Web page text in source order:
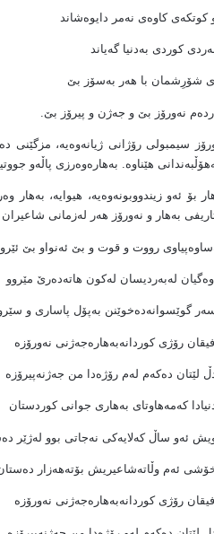
كوتكه‌ى كاوه‌ى نه‌مر دایوه‌شاند
كوردى به‌دنیا گه‌یاند
شۆرِشمان با هه‌ر به‌سۆز بێ
نه‌ورۆز بێ و جه‌ژن و پیرۆز بێ.
سیمبولى رۆژانى ژیانه‌وه‌یه‌،
هێناوه‌. به‌هاره‌وه‌رزى پاڵه‌و
بۆ ئه‌و زیندووبونه‌وه‌یه‌، هیوایه‌،
به‌هار و نه‌ورۆز هه‌ر له‌زمانى
رووت و قوت و بێ ئه‌نواو بێ
له‌به‌ردیسان له‌كون هاته‌ده‌رێ مێروو
گوێسوانه‌ده‌خوێنن به‌پۆل پاسارى و
رۆژى كوردانه‌به‌هاره‌جه‌ژنى نه‌ورۆزه‌
لێتان ده‌كه‌م له‌م رۆژه‌دا من جه‌ژنه‌پیرۆزه‌
كه‌مه‌هاوتاى به‌هارى جوانى كوردستان
ئه‌و ساڵ كه‌لایه‌كى نه‌جاتى بوو له‌ژێر
ئه‌م وڵاته‌شاعیریش بۆته‌هه‌زار
رۆژى كوردانه‌به‌هاره‌جه‌ژنى نه‌ورۆزه‌